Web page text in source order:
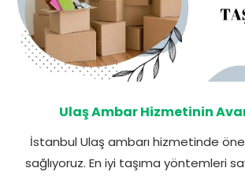
Ulaş Ambar Hizmetinin
İstanbul Ulaş ambarı hizmetinde
sağlıyoruz. En iyi taşıma yöntemleri